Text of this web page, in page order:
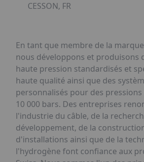
CESSON, FR
En tant que membre de la
nous développons et produisons
haute pression standardisés et
haute qualité ainsi que des
personnalisés pour des pressions
10 000 bars. Des entreprises
l'industrie du câble, de la
développement, de la
d'installations ainsi que de la
l'hydrogène font confiance aux